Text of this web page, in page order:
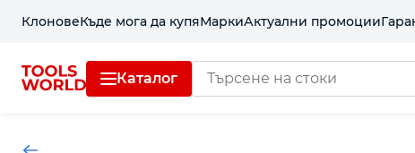
КлоновеКъде мога да купяМаркиАктуални промоции
Каталог